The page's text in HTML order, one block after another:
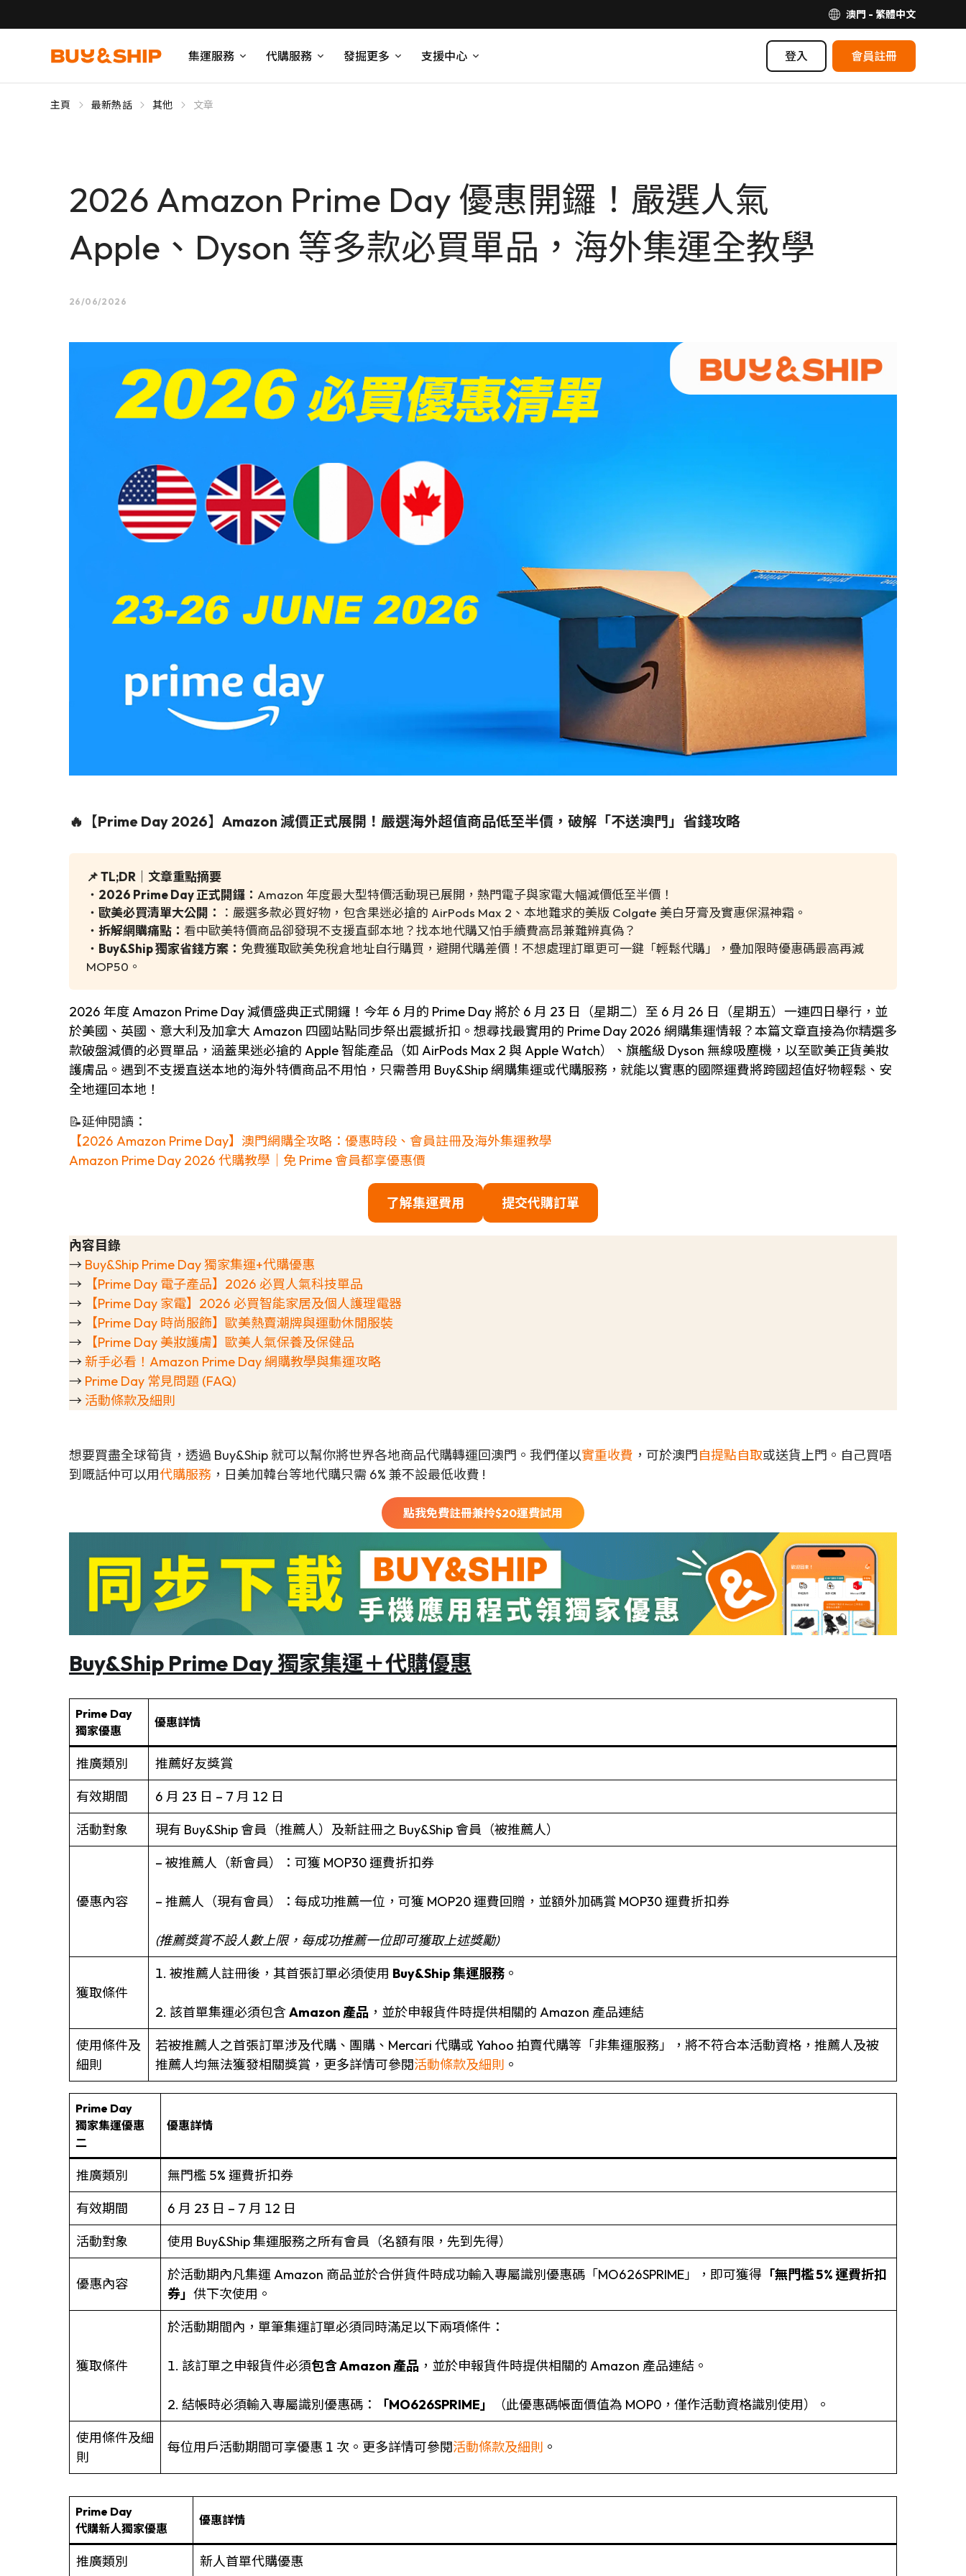
澳門 - 繁體中文
集運服務 代購服務 發掘更多 支援中心 登入 會員註冊
主頁 最新熱話 其他 文章
2026 Amazon Prime Day 優惠開鑼！嚴選人氣
Apple、Dyson 等多款必買單品，海外集運全教學
26/06/2026
🔥【Prime Day 2026】Amazon 減價正式展開！嚴選海外超值商品低至半價，破解「不送澳門」省錢攻略
📌 TL;DR｜文章重點摘要
・ 2026 Prime Day 正式開鑼： Amazon 年度最大型特價活動現已展開，熱門電子與家電大幅減價低至半價！
・ 歐美必買清單大公開：
：嚴選多款必買好物，包含果迷必搶的 AirPods Max 2、本地難求的美版 Colgate 美白牙膏及實惠保濕神霜。
・ 拆解網購痛點： 看中歐美特價商品卻發現不支援直郵本地？找本地代購又怕手續費高昂兼難辨真偽？
・ Buy&Ship 獨家省錢方案： 免費獲取歐美免稅倉地址自行購買，避開代購差價！不想處理訂單更可一鍵「輕鬆代購」，疊加限時優惠碼最高再減
MOP50。
2026 年度 Amazon Prime Day 減價盛典正式開鑼！今年 6 月的 Prime Day 將於 6 月 23 日（星期二）至 6 月 26 日（星期五）一連四日舉行，並
於美國、英國、意大利及加拿大 Amazon 四國站點同步祭出震撼折扣。想尋找最實用的 Prime Day 2026 網購集運情報？本篇文章直接為你精選多
款破盤減價的必買單品，涵蓋果迷必搶的 Apple 智能產品（如 AirPods Max 2 與 Apple Watch）、旗艦級 Dyson 無線吸塵機，以至歐美正貨美妝
護膚品。遇到不支援直送本地的海外特價商品不用怕，只需善用 Buy&Ship 網購集運或代購服務，就能以實惠的國際運費將跨國超值好物輕鬆、安
全地運回本地！
📝延伸閱讀：
【2026 Amazon Prime Day】澳門網購全攻略：優惠時段、會員註冊及海外集運教學
Amazon Prime Day 2026 代購教學｜免 Prime 會員都享優惠價
了解集運費用 提交代購訂單
內容目錄
→ Buy&Ship Prime Day 獨家集運+代購優惠
→
【Prime Day 電子產品】2026 必買人氣科技單品
→
【Prime Day 家電】2026 必買智能家居及個人護理電器
→
【Prime Day 時尚服飾】歐美熱賣潮牌與運動休閒服裝
→
【Prime Day 美妝護膚】歐美人氣保養及保健品
→ 新手必看！Amazon Prime Day 網購教學與集運攻略
→ Prime Day 常見問題 (FAQ)
→ 活動條款及細則
想要買盡全球筍貨，透過 Buy&Ship 就可以幫你將世界各地商品代購轉運回澳門。我們僅以實重收費 ，可於澳門自提點自取或送貨上門。自己買唔
到嘅話仲可以用代購服務 ，日美加韓台等地代購只需 6% 兼不設最低收費 !
點我免費註冊兼拎$20運費試用
Buy&Ship Prime Day獨家集運＋代購優惠
Prime Day
獨家優惠
優惠詳情
推廣類別
推薦好友獎賞
有效期間
6 月 23 日 – 7 月 12 日
活動對象
現有 Buy&Ship 會員（推薦人）及新註冊之 Buy&Ship 會員（被推薦人）
優惠內容
– 被推薦人（新會員）：可獲 MOP30 運費折扣券
– 推薦人（現有會員）：每成功推薦一位，可獲 MOP20 運費回贈，並額外加碼賞 MOP30 運費折扣券
(推薦獎賞不設人數上限，每成功推薦一位即可獲取上述獎勵)
獲取條件
1. 被推薦人註冊後，其首張訂單必須使用 Buy&Ship 集運服務 。
2. 該首單集運必須包含Amazon 產品 ，並於申報貨件時提供相關的 Amazon 產品連結
使用條件及
細則
若被推薦人之首張訂單涉及代購、團購、Mercari 代購或 Yahoo 拍賣代購等「非集運服務」，將不符合本活動資格，推薦人及被
推薦人均無法獲發相關獎賞，更多詳情可參閱活動條款及細則 。
Prime Day
獨家集運優惠
二
優惠詳情
推廣類別
無門檻 5% 運費折扣券
有效期間
6 月 23 日 – 7 月 12 日
活動對象
使用 Buy&Ship 集運服務之所有會員（名額有限，先到先得）
優惠內容
於活動期內凡集運 Amazon 商品並於合併貨件時成功輸入專屬識別優惠碼「MO626SPRIME」，即可獲得 「無門檻 5% 運費折扣
券」 供下次使用。
獲取條件
於活動期間內，單筆集運訂單必須同時滿足以下兩項條件：
1. 該訂單之申報貨件必須包含 Amazon 產品 ，並於申報貨件時提供相關的 Amazon 產品連結。
2. 結帳時必須輸入專屬識別優惠碼： 「MO626SPRIME」
（此優惠碼帳面價值為 MOP0，僅作活動資格識別使用）。
使用條件及細
則
每位用戶活動期間可享優惠 1 次。更多詳情可參閱活動條款及細則 。
Prime Day
代購新人獨家優惠
優惠詳情
推廣類別 新人首單代購優惠